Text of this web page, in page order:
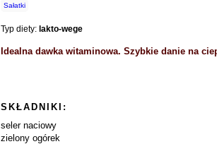
Sałatki
Typ diety: lakto-wege
Idealna dawka witaminowa. Szybkie danie na
SKŁADNIKI:
seler naciowy
zielony ogórek